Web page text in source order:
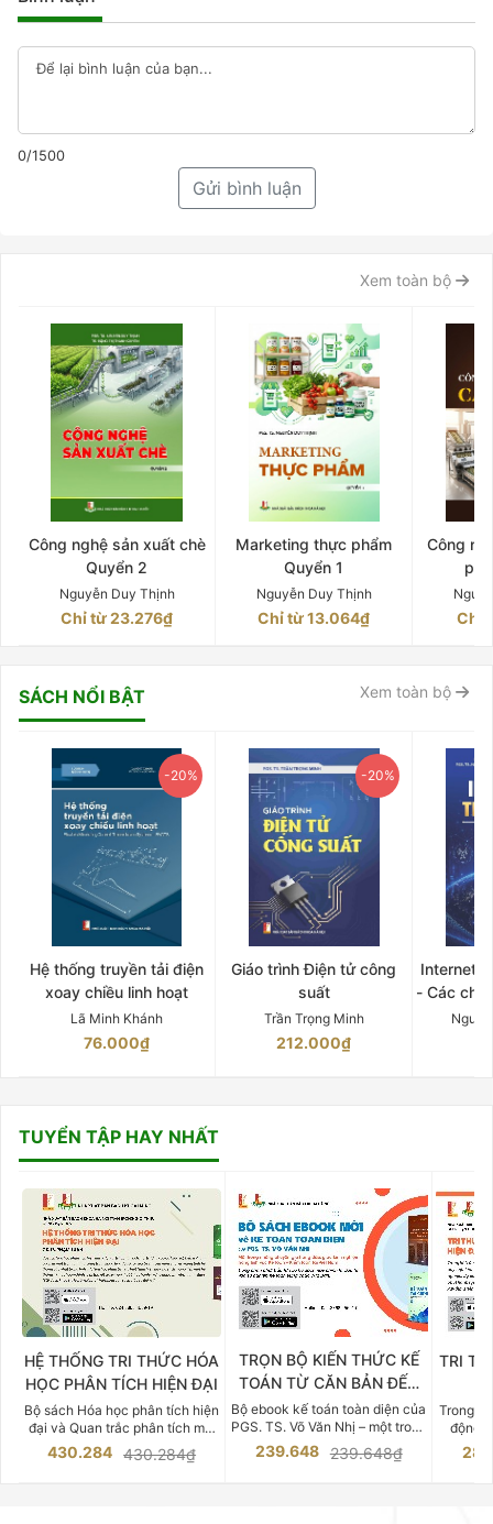
0/1500
Gửi bình luận
Xem toàn bộ
Công nghệ sản xuất chè
Quyển 2
Nguyễn Duy Thịnh
Chỉ từ 23.276₫
Marketing thực phẩm
Quyển 1
Nguyễn Duy Thịnh
Chỉ từ 13.064₫
Công
Chỉ
SÁCH NỔI BẬT Xem toàn bộ
-20%
Hệ thống truyền tải điện
xoay chiều linh hoạt
Lã Minh Khánh
76.000₫
-20%
Giáo trình Điện tử công
suất
Trần Trọng Minh
212.000₫
Internet
- Các
TUYỂN TẬP HAY NHẤT
HỆ THỐNG TRI THỨC HÓA
HỌC PHÂN TÍCH HIỆN ĐẠI
Bộ sách Hóa học phân tích hiện
đại và Quan trắc phân tích môi
trường của Cố Giáo sư, Tiến sĩ
Phạm Luận là một trong những
430.284 430.284₫
TRỌN BỘ KIẾN THỨC KẾ
TOÁN TỪ CĂN BẢN ĐẾN
CHUYÊN SÂU
Bộ ebook kế toán toàn diện của
PGS. TS. Võ Văn Nhị – một trong
những chuyên gia hàng đầu,
giàu kinh nghiệm trong lĩnh vực
239.648 239.648₫
TRI
Trong
động
việc
tế và